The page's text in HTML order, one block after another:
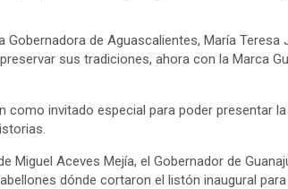
de Aguascalientes, María Teresa
sus tradiciones, ahora con la Marca
como invitado especial para poder presentar
Miguel Aceves Mejía, el Gobernador de
dónde cortaron el listón inaugural